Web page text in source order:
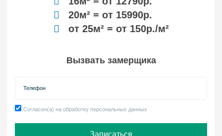
20м² = от 15990р.
от 25м² = от 150р./м²
Вызвать замерщика
Согласен(а) на обработку персональных данных